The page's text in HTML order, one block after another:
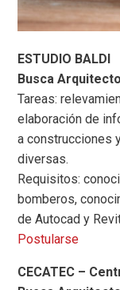
ESTUDIO BALDI
Busca
Tareas:
elaboración de
a construcciones
diversas.
Requisitos:
bomberos,
de Autocad y
Postularse
CECATEC –